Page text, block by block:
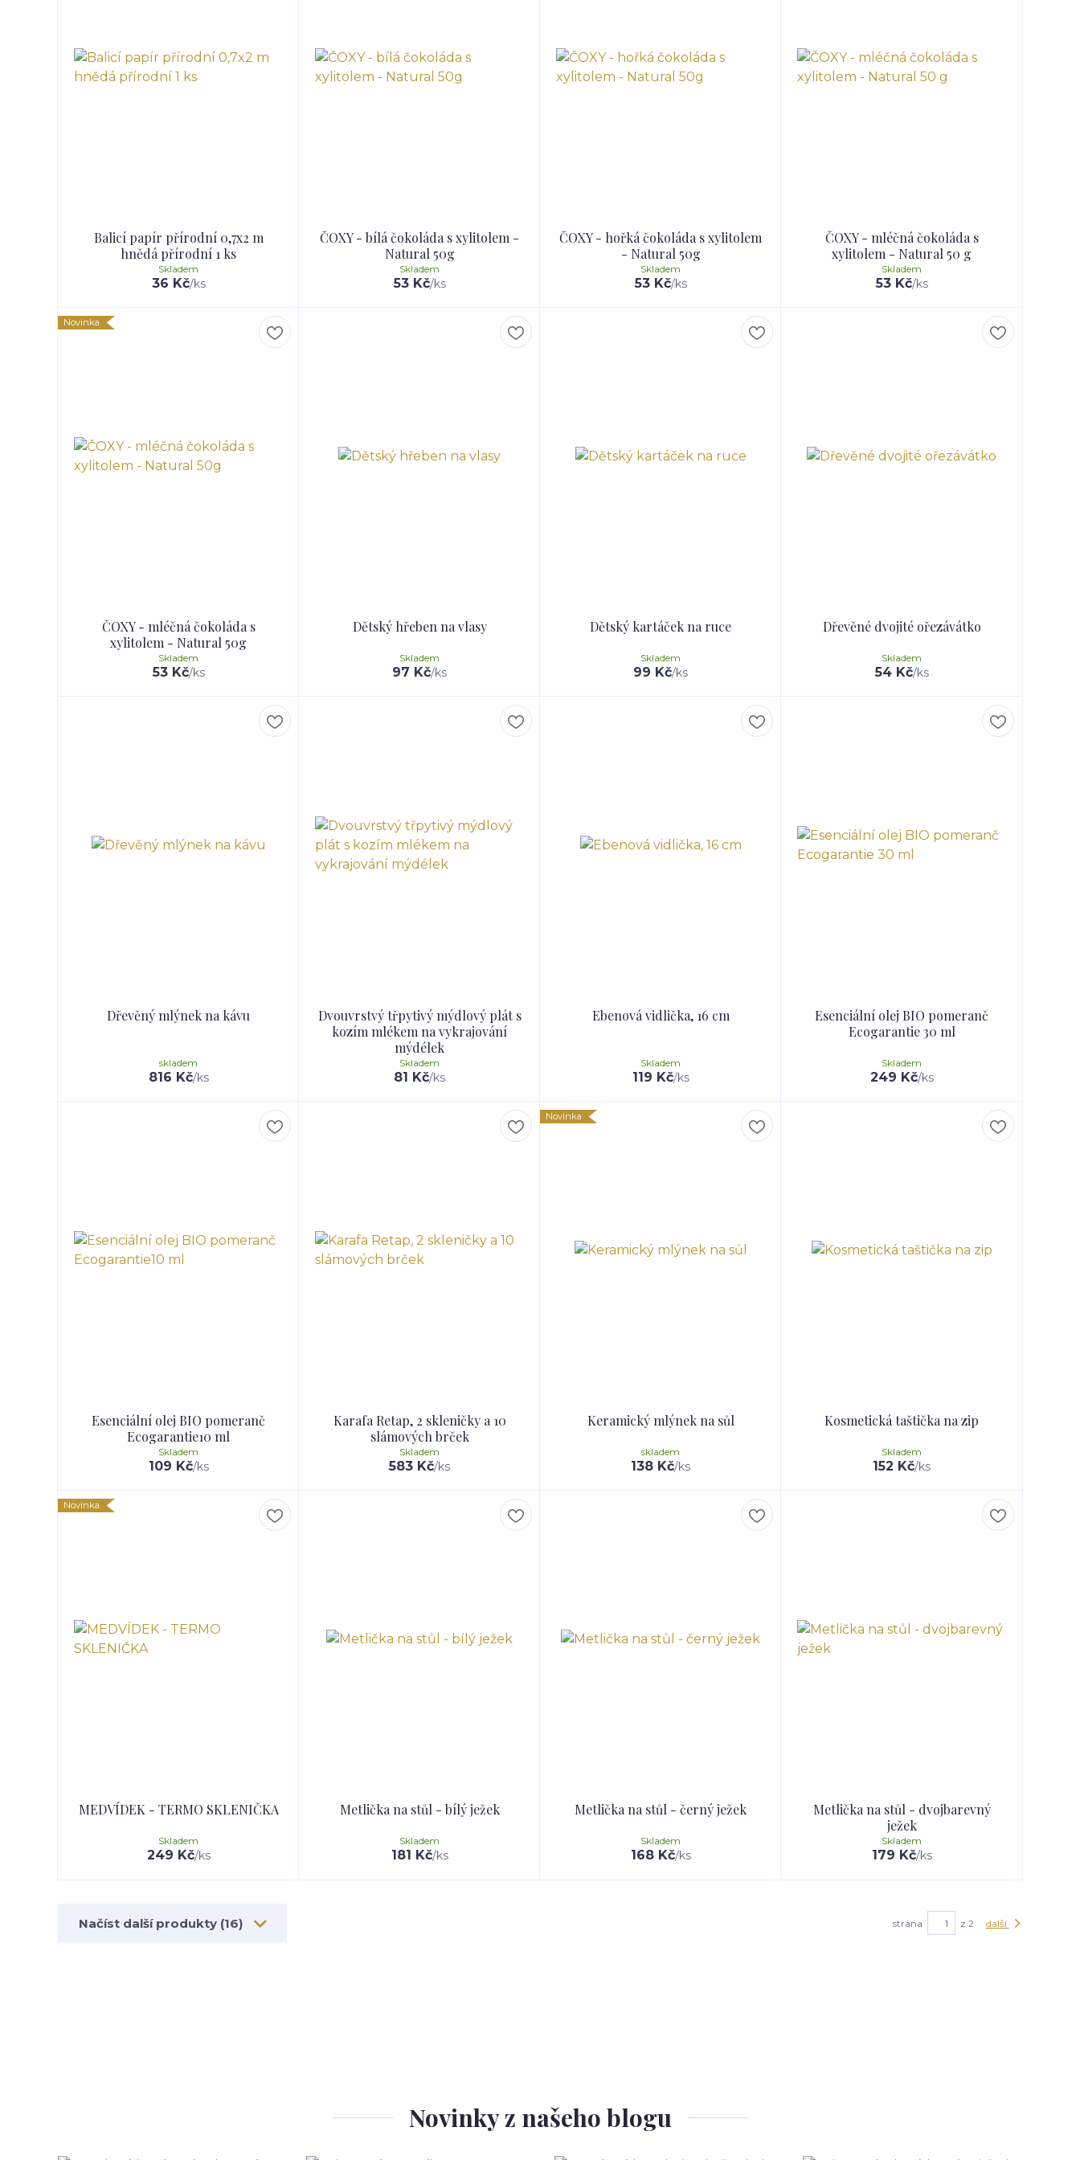
Balicí papír přírodní 0,7x2 m
hnědá přírodní 1 ks
36 Kč/ks
Skladem
ČOXY - bílá čokoláda s xylitolem -
Natural 50g
53 Kč/ks
Skladem
ČOXY - hořká čokoláda s xylitolem
- Natural 50g
53 Kč/ks
Skladem
ČOXY - mléčná čokoláda s
xylitolem - Natural 50 g
53 Kč/ks
Skladem
Novinka
ČOXY - mléčná čokoláda s
xylitolem - Natural 50g
53 Kč/ks
Skladem
Dětský hřeben na vlasy
97 Kč/ks
Skladem
Dětský kartáček na ruce
99 Kč/ks
Skladem
Dřevěné dvojité ořezávátko
54 Kč/ks
Skladem
Dřevěný mlýnek na kávu
816 Kč/ks
skladem
Dvouvrstvý třpytivý mýdlový plát s
kozím mlékem na vykrajování
mýdélek
81 Kč/ks
Skladem
Ebenová vidlička, 16 cm
119 Kč/ks
Skladem
Esenciální olej BIO pomeranč
Ecogarantie 30 ml
249 Kč/ks
Skladem
Esenciální olej BIO pomeranč
Ecogarantie10 ml
109 Kč/ks
Skladem
Karafa Retap, 2 skleničky a 10
slámových brček
583 Kč/ks
Skladem
Novinka
Keramický mlýnek na sůl
138 Kč/ks
skladem
Kosmetická taštička na zip
152 Kč/ks
Skladem
Novinka
MEDVÍDEK - TERMO SKLENIČKA
249 Kč/ks
Skladem
Metlička na stůl - bílý ježek
181 Kč/ks
Skladem
Metlička na stůl - černý ježek
168 Kč/ks
Skladem
Metlička na stůl - dvojbarevný
ježek
179 Kč/ks
Skladem
Načíst další produkty (16) strana z 2 další
Novinky z našeho blogu